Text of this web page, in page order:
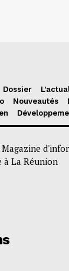
Dossier
Nouveautés
La Réunion